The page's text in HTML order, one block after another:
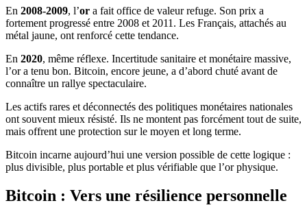
En 2008-2009, l’or a fait office de valeur refuge. Son prix a
fortement progressé entre 2008 et 2011. Les Français, attachés au
métal jaune, ont renforcé cette tendance.
En 2020, même réflexe. Incertitude sanitaire et monétaire massive,
l’or a tenu bon. Bitcoin, encore jeune, a d’abord chuté avant de
connaître un rallye spectaculaire.
Les actifs rares et déconnectés des politiques monétaires nationales
ont souvent mieux résisté. Ils ne montent pas forcément tout de suite,
mais offrent une protection sur le moyen et long terme.
Bitcoin incarne aujourd’hui une version possible de cette logique :
plus divisible, plus portable et plus vérifiable que l’or physique.
Bitcoin : Vers une résilience personnelle